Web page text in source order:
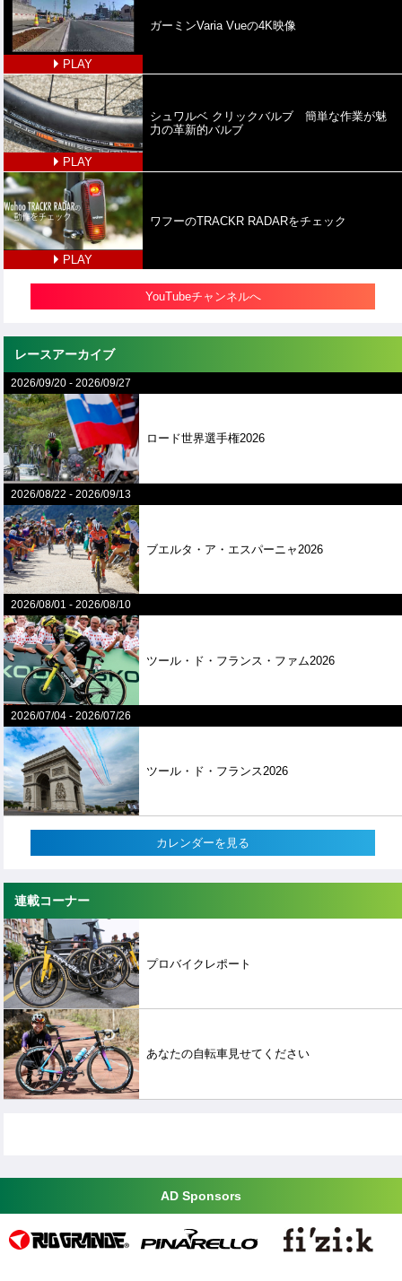
PLAY
ガーミンVaria Vueの4K映像
PLAY
シュワルベ クリックバルブ 簡単な作業が魅
力の革新的バルブ
PLAY
ワフーのTRACKR RADARをチェック
YouTubeチャンネルへ
レースアーカイブ
2026/09/20 -2026/09/27
ロード世界選手権2026
2026/08/22 -2026/09/13
ブエルタ・ア・エスパーニャ2026
2026/08/01 -2026/08/10
ツール・ド・フランス・ファム2026
2026/07/04 -2026/07/26
ツール・ド・フランス2026
カレンダーを見る
連載コーナー
プロバイクレポート
あなたの自転車見せてください
AD Sponsors